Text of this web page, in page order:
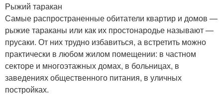
Рыжий таракан
Самые распространенные обитатели квартир и домов —
рыжие тараканы или как их простонародье называют —
прусаки. От них трудно избавиться, а встретить можно
практически в любом жилом помещении: в частном
секторе и многоэтажных домах, в больницах, в
заведениях общественного питания, в уличных
постройках.